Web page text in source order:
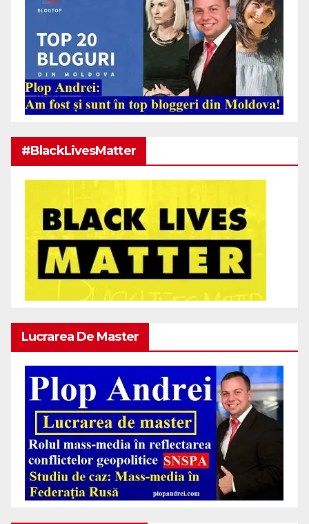
#BlackLivesMatter
Lucrarea De Master